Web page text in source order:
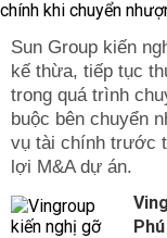
Sun Group kiến
kế thừa, tiếp tục
trong quá trình
buộc bên chuyển
vụ tài chính trước
lợi M&A dự án.